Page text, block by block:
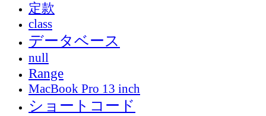
定款
class
データベース
null
Range
MacBook Pro 13 inch
ショートコード